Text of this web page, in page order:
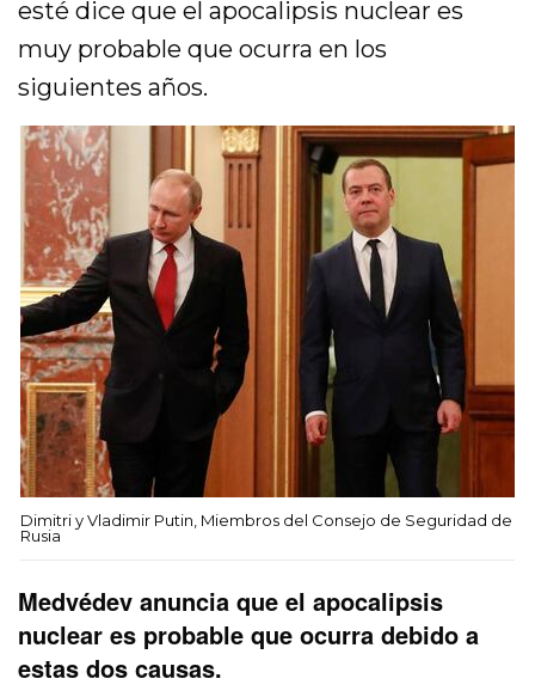
esté dice que el apocalipsis nuclear es
muy probable que ocurra en los
siguientes años.
Dimitri y Vladimir Putin, Miembros del Consejo de Seguridad de
Rusia
Medvédev anuncia que el apocalipsis
nuclear es probable que ocurra debido a
estas dos causas.